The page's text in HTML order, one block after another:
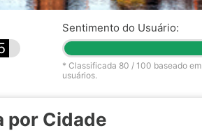
Sentimento do Usuário:
* Classificada 80 / 100 baseado em
usuários.
por Cidade